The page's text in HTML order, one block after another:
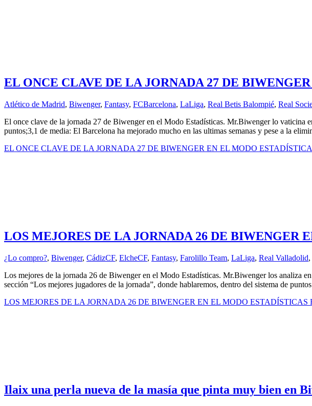
EL ONCE CLAVE DE LA JORNADA 27 DE
Atlético de Madrid, Biwenger, Fantasy, FCBarcelona, LaLiga, Real Betis Balompié, Real
El once clave de la jornada 27 de Biwenger en el Modo Estadísticas. Mr.Biwenger lo
puntos;3,1 de media: El Barcelona ha mejorado mucho en las ultimas semanas y pese a la
EL ONCE CLAVE DE LA JORNADA 27 DE BIWENGER EN EL MODO
LOS MEJORES DE LA JORNADA 26 DE BIWENGER
¿Lo compro?, Biwenger, CádizCF, ElcheCF, Fantasy, Farolillo Team, LaLiga, Real Valladolid,
Los mejores de la jornada 26 de Biwenger en el Modo Estadísticas. Mr.Biwenger los analiza
sección “Los mejores jugadores de la jornada”, donde hablaremos, dentro del sistema de
LOS MEJORES DE LA JORNADA 26 DE BIWENGER EN EL MODO ESTADÍSTICAS
Ilaix una perla nueva de la masía que pinta muy bien en